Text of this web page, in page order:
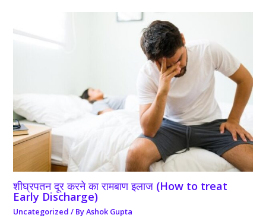
शीघ्रपतन दूर करने का रामबाण इलाज (How to treat
Early Discharge)
Uncategorized / ByAshok Gupta